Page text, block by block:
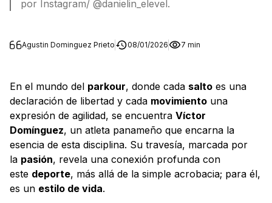
por Instagram/ @danielin_elevel.
Agustin Dominguez Prieto 08/01/2026 7 min
En el mundo del parkour, donde cada salto es una
declaración de libertad y cada movimiento una
expresión de agilidad, se encuentra Víctor
Domínguez, un atleta panameño que encarna la
esencia de esta disciplina. Su travesía, marcada por
la pasión, revela una conexión profunda con
este deporte, más allá de la simple acrobacia; para él,
es un estilo de vida.